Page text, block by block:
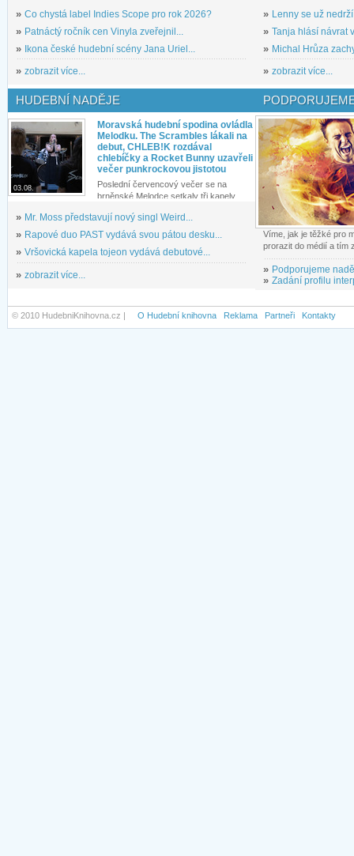
» Co chystá label Indies Scope pro rok 2026?
» Patnáctý ročník cen Vinyla zveřejnil...
»
Ikona české hudební scény Jana Uriel...
» zobrazit více...
» Lenny se už
» Tanja hlásí návrat
» Michal Hrůza
» zobrazit více...
HUDEBNÍ NADĚJE
03.08.
Moravská hudební spodina ovládla
Melodku. The Scrambles lákali na
debut, CHLEB!K rozdával
chlebíčky a Rocket Bunny uzavřeli
večer punkrockovou jistotou
Poslední červencový večer se na
brněnské Melodce setkaly tři kapely...
» Mr. Moss představují nový singl Weird...
» Rapové duo PAST vydává svou pátou desku...
» Vršovická kapela tojeon vydává debutové...
» zobrazit více...
Víme, jak je těžké pro
prorazit do médií a tím
» Podporujeme
» Zadání profilu
© 2010 HudebniKnihovna.cz | O Hudební knihovna Reklama Partneři Kontakty